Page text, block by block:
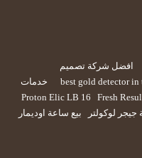
افضل شركة تصميم
best gold detector in
خدمات
Proton Elic LB 16
Fresh
جيجر لوكولتر
بيع ساعة اوديمار